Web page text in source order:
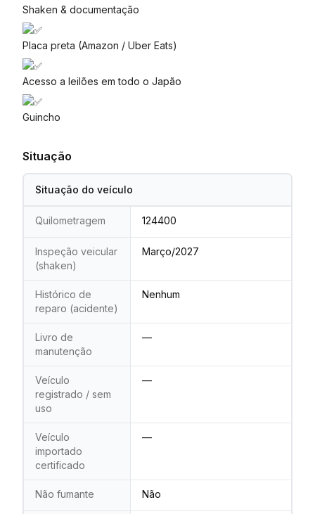
Shaken & documentação
Placa preta (Amazon / Uber Eats)
Acesso a leilões em todo o Japão
Guincho
Situação
Situação do veículo
Quilometragem 124400
Inspeção veicular
(shaken)
Março/2027
Histórico de
reparo (acidente)
Nenhum
Livro de
manutenção
—
Veículo
registrado / sem
uso
—
Veículo
importado
certificado
—
Não fumante Não